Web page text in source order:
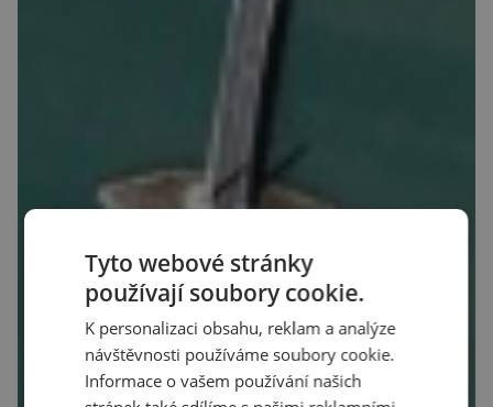
Tyto webové stránky
používají soubory cookie.
K personalizaci obsahu, reklam a analýze
návštěvnosti používáme soubory cookie.
Informace o vašem používání našich